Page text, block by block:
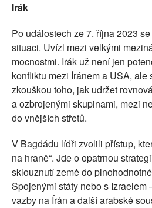
Irák
Po událostech ze 7. října 2023
situaci. Uvízl mezi velkými
mocnostmi. Irák už není jen
konfliktu mezi Íránem a USA, ale
zkouškou toho, jak udržet
a ozbrojenými skupinami, mezi
do vnějších střetů.
V Bagdádu lídři zvolili přístup,
na hraně“. Jde o opatrnou
sklouznutí země do
Spojenými státy nebo s Izraelem
vazby na Írán a další arabské